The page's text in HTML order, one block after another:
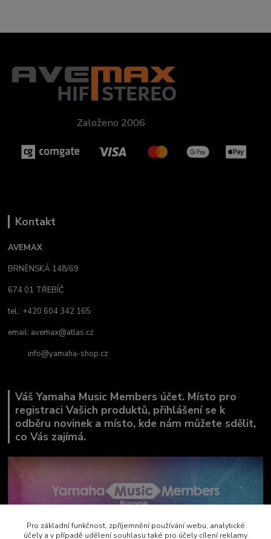
Založeno 2006
Kontakt
AVEMAX
BRNĚNSKÁ 148/69
674 01 TŘEBÍČ
tel.: +420 604 342 165
email: avemax@atlas.cz
info@yamaha-shop.cz
Váš Yamaha Music Members účet. Místo pro
registraci Vašich produktů, přihlášení se k
odběru novinek a místo, kde nám můžete sdělit,
co Vás zajímá.
Pro základní funkčnost, zpříjemnění používání webu, analytické
účely a v případě udělení souhlasu také pro účely cílení reklamy